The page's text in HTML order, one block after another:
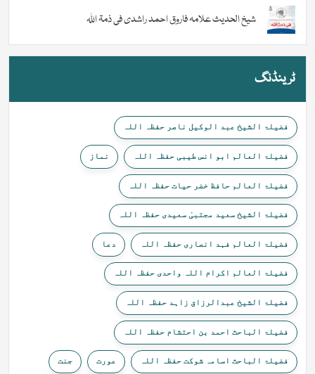
شیخ الحدیث علامہ فاروق احمد راشدی فی ذمۃ اللہ
ٹرینڈنگ
فضیلۃ الشیخ عبد الوکیل ناصر حفظہ اللہ
فضیلۃ العالم ابو انس طیبی حفظہ اللہ نماز
فضیلۃ العالم حافظ خضر حیات حفظہ اللہ
فضیلۃ الشیخ سعید مجتبیٰ سعیدی حفظہ اللہ
فضیلۃ العالم فہد انصاری حفظہ اللہ دعا
فضیلۃ العالم اکرام اللہ واحدی حفظہ اللہ
فضیلۃ الشیخ عبدالرزاق زاہد حفظہ اللہ
فضیلۃ الباحث احمد بن احتشام حفظہ اللہ
فضیلۃ الباحث اسامہ شوکت حفظہ اللہ عورت جنت